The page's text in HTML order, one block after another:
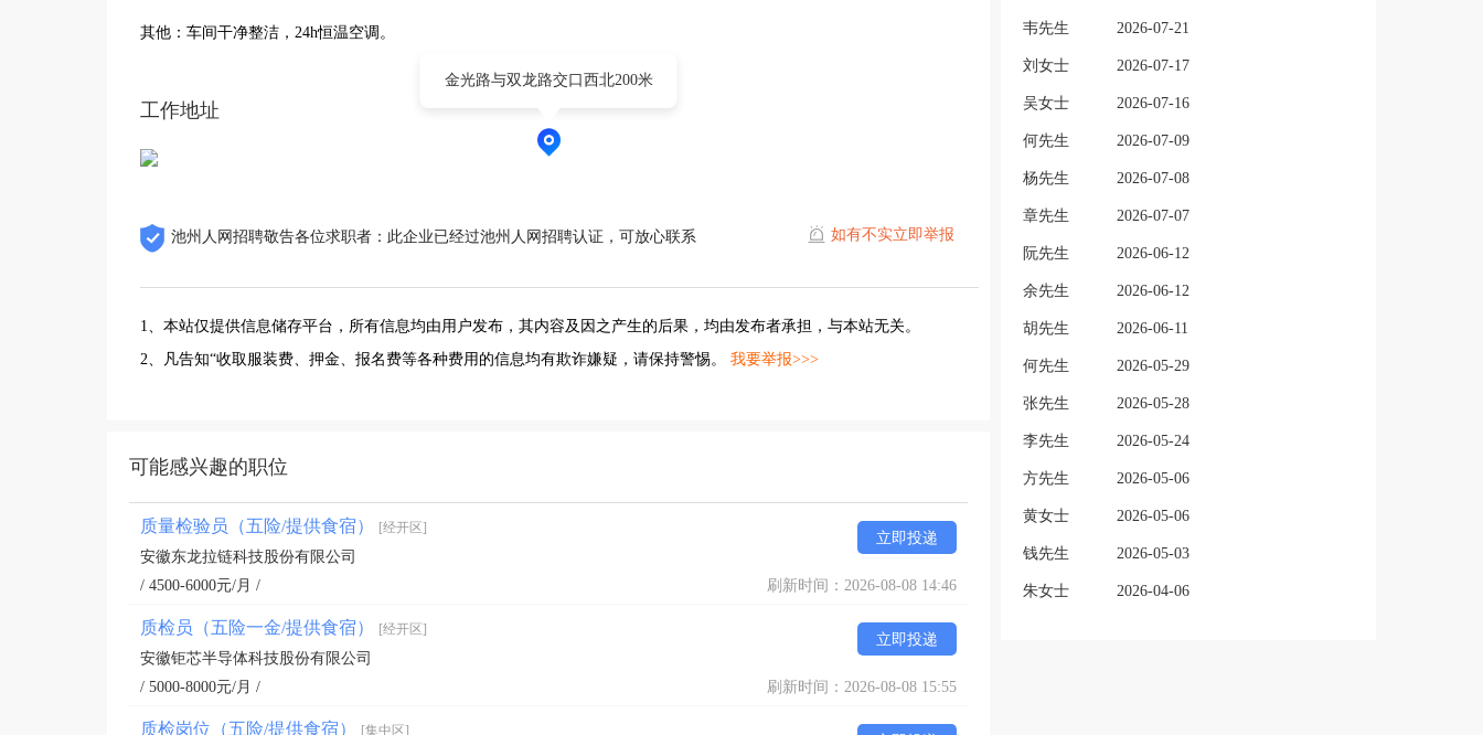
其他：车间干净整洁，24h恒温空调。
工作地址
金光路与双龙路交口西北200米
池州人网招聘敬告各位求职者：此企业已经过池州人网招聘认证，可放心联系 如有不实立即举报
1、本站仅提供信息储存平台，所有信息均由用户发布，其内容及因之产生的后果，均由发布者承担，与本站无关。
2、凡告知“收取服装费、押金、报名费等各种费用的信息均有欺诈嫌疑，请保持警惕。 我要举报>>>
可能感兴趣的职位
质量检验员（五险/提供食宿） [经开区]
立即投递
安徽东龙拉链科技股份有限公司
/ 4500-6000元/月 /
刷新时间：2026-08-08 14:46
质检员（五险一金/提供食宿） [经开区]
立即投递
安徽钜芯半导体科技股份有限公司
/ 5000-8000元/月 /
刷新时间：2026-08-08 15:55
质检岗位（五险/提供食宿） [集中区]
韦先生 2026-07-21
刘女士 2026-07-17
吴女士 2026-07-16
何先生 2026-07-09
杨先生 2026-07-08
章先生 2026-07-07
阮先生 2026-06-12
余先生 2026-06-12
胡先生 2026-06-11
何先生 2026-05-29
张先生 2026-05-28
李先生 2026-05-24
方先生 2026-05-06
黄女士 2026-05-06
钱先生 2026-05-03
朱女士 2026-04-06